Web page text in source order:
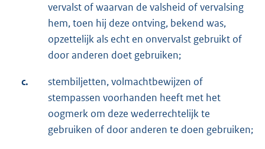
vervalst of waarvan de valsheid of vervalsing
hem, toen hij deze ontving, bekend was,
opzettelijk als echt en onvervalst gebruikt of
door anderen doet gebruiken;
c.
stembiljetten, volmachtbewijzen of
stempassen voorhanden heeft met het
oogmerk om deze wederrechtelijk te
gebruiken of door anderen te doen gebruiken;